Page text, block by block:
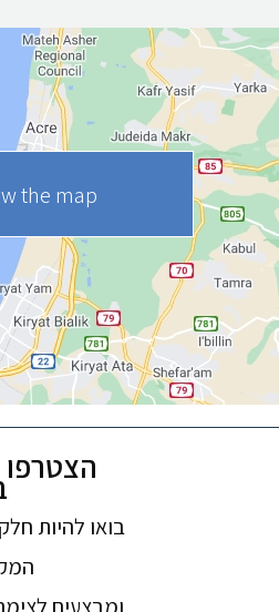
the map
הצטרפו
בואו להיות